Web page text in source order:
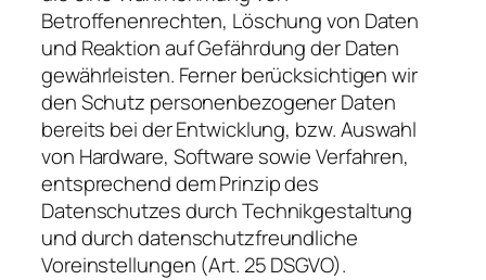
Betroffenenrechten, Löschung von Daten
und Reaktion auf Gefährdung der Daten
gewährleisten. Ferner berücksichtigen wir
den Schutz personenbezogener Daten
bereits bei der Entwicklung, bzw. Auswahl
von Hardware, Software sowie Verfahren,
entsprechend dem Prinzip des
Datenschutzes durch Technikgestaltung
und durch datenschutzfreundliche
Voreinstellungen (Art. 25 DSGVO).